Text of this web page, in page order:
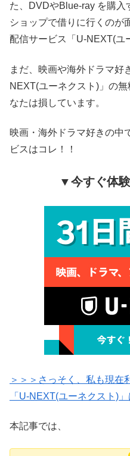
た、DVDやBlue-ray を購
ショップで借りに行くのが
配信サービス「U-NEXT(ユ
まだ、映画や海外ドラマ好
NEXT(ユーネクスト)」の
なたは損しています。
映画・海外ドラマ好きの中
ビスはコレ！！
▼今すぐ体
＞＞＞さっそく、私も現在
「U-NEXT(ユーネクスト)
本記事では、